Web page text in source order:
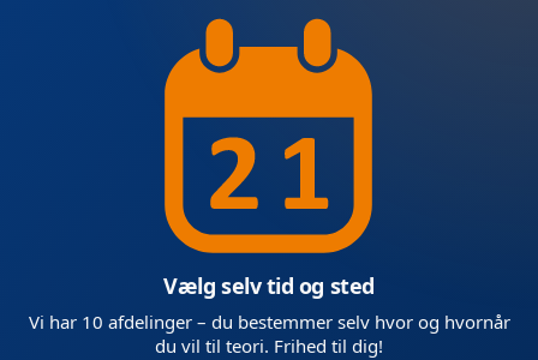
Vælg selv tid og sted
Vi har 10 afdelinger – du bestemmer selv hvor og hvornår
du vil til teori. Frihed til dig!